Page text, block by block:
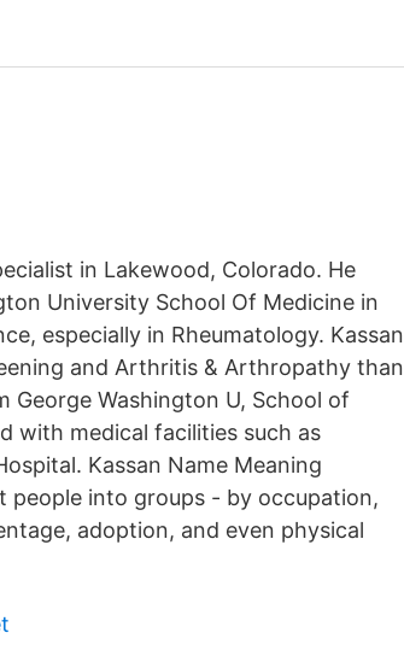
in Lakewood, Colorado. He
University School Of Medicine in
especially in Rheumatology. Kassan
and Arthritis & Arthropathy than
George Washington U, School of
with medical facilities such as
Kassan Name Meaning
people into groups - by occupation,
adoption, and even physical